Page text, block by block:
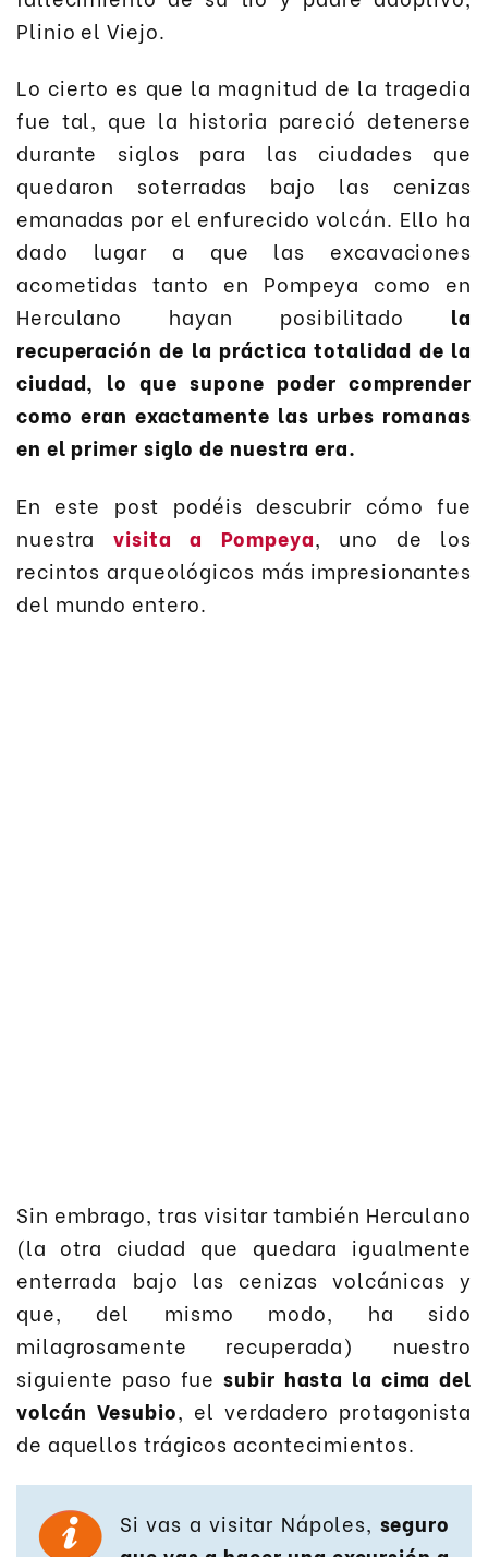
Plinio el Viejo.
Lo cierto es que la magnitud de la tragedia
fue tal, que la historia pareció detenerse
durante siglos para las ciudades que
quedaron soterradas bajo las cenizas
emanadas por el enfurecido volcán. Ello ha
dado lugar a que las excavaciones
acometidas tanto en Pompeya como en
Herculano hayan posibilitado la
recuperación de la práctica totalidad de la
ciudad, lo que supone poder comprender
como eran exactamente las urbes romanas
en el primer siglo de nuestra era.
En este post podéis descubrir cómo fue
nuestra visita a Pompeya, uno de los
recintos arqueológicos más impresionantes
del mundo entero.
Sin embrago, tras visitar también Herculano
(la otra ciudad que quedara igualmente
enterrada bajo las cenizas volcánicas y
que, del mismo modo, ha sido
milagrosamente recuperada) nuestro
siguiente paso fuesubir hasta la cima del
volcán Vesubio, el verdadero protagonista
de aquellos trágicos acontecimientos.
Si vas a visitar Nápoles, seguro